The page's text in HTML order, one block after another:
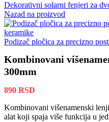
Dekorativni solarni fenjeri za
Nazad na proizvod
Podizač pločica za precizno
Kombinovani
300mm
890 RSD
Kombinovani višenamenski
alat koji spaja više funkcija u